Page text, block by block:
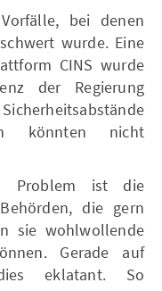
bei denen
wurde. Eine
CINS wurde
der Regierung
könnten nicht
Problem ist die
die gern
sie wohlwollende
Gerade auf
eklatant. So